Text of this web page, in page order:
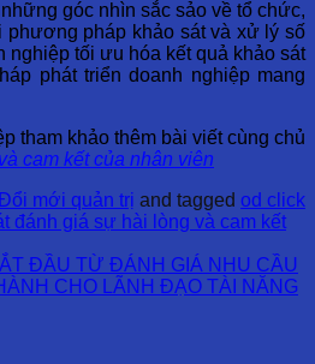
góc nhìn sắc sảo về tổ chức,
phương pháp khảo sát và xử lý số
nghiệp tối ưu hóa kết quả khảo sát
phát triển doanh nghiệp mang
tham khảo thêm bài viết cùng chủ
cam kết của nhân viên
mới quản trị and tagged od click
đánh giá sự hài lòng và cam kết
ĐẦU TỪ ĐÁNH GIÁ NHU CẦU
CHO LÃNH ĐẠO TÀI NĂNG